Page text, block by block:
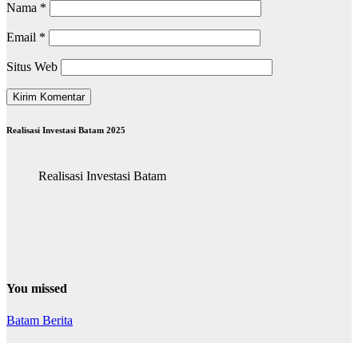
Nama *
Email *
Situs Web
Realisasi Investasi Batam 2025
Realisasi Investasi Batam
You missed
Batam Berita